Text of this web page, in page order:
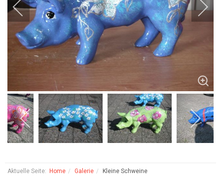
Aktuelle Seite: Home Galerie Kleine Schweine